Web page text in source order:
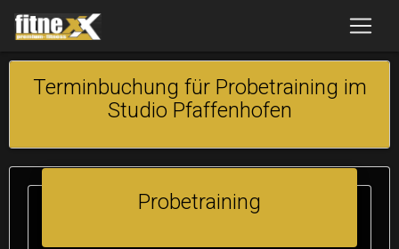
Terminbuchung für Probetraining im
Studio Pfaffenhofen
Probetraining